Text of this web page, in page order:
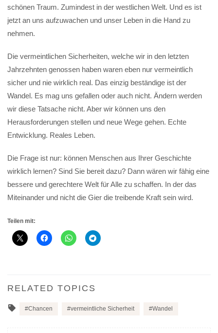
schönen Traum. Zumindest in der westlichen Welt. Und es ist
jetzt an uns aufzuwachen und unser Leben in die Hand zu
nehmen.
Die vermeintlichen Sicherheiten, welche wir in den letzten
Jahrzehnten genossen haben waren eben nur vermeintlich
sicher und nie wirklich real. Das einzig beständige ist der
Wandel. Es mag uns gefallen oder auch nicht. Ändern werden
wir diese Tatsache nicht. Aber wir können uns den
Herausforderungen stellen und neue Wege gehen. Echte
Entwicklung. Reales Leben.
Die Frage ist nur: können Menschen aus Ihrer Geschichte
wirklich lernen? Sind Sie bereit dazu? Dann wären wir fähig eine
bessere und gerechtere Welt für Alle zu schaffen. In der das
Miteinander und nicht die Gier die treibende Kraft sein wird.
Teilen mit:
RELATED TOPICS
Chancen vermeintliche Sicherheit Wandel